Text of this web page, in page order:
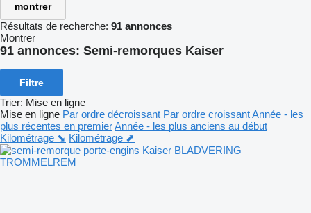
montrer
Résultats de recherche: 91 annonces
Montrer
91 annonces: Semi-remorques Kaiser
Filtre
Trier: Mise en ligne
Mise en ligne Par ordre décroissant Par ordre croissantAnnée - les
plus récentes en premierAnnée - les plus anciens au début
Kilométrage ⬊ Kilométrage ⬈